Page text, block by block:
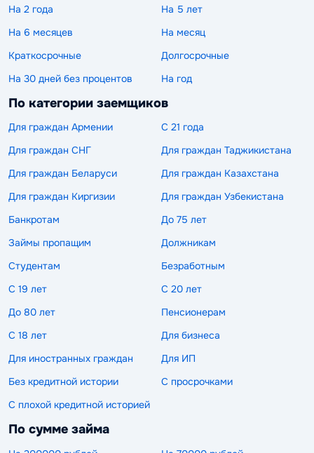
На 2 года
На 5 лет
На 6 месяцев
На месяц
Краткосрочные
Долгосрочные
На 30 дней без процентов
На год
По категории заемщиков
Для граждан Армении
С 21 года
Для граждан СНГ
Для граждан Таджикистана
Для граждан Беларуси
Для граждан Казахстана
Для граждан Киргизии
Для граждан Узбекистана
Банкротам
До 75 лет
Займы пропащим
Должникам
Студентам
Безработным
С 19 лет
С 20 лет
До 80 лет
Пенсионерам
С 18 лет
Для бизнеса
Для иностранных граждан
Для ИП
Без кредитной истории
С просрочками
С плохой кредитной историей
По сумме займа